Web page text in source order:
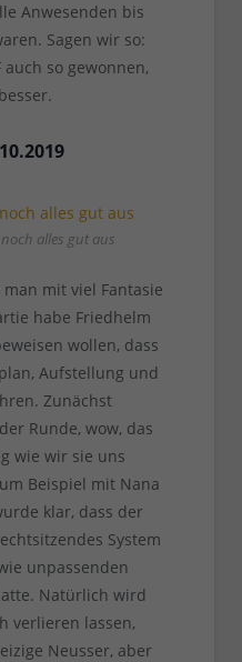
Anwesenden bis
Sagen wir so:
so gewonnen,
alles gut aus
mit viel Fantasie
habe Friedhelm
wollen, dass
Aufstellung und
Zunächst
Runde, wow, das
wie wir sie uns
Beispiel mit Nana
klar, dass der
System
unpassenden
Natürlich wird
verlieren lassen,
Neusser, aber